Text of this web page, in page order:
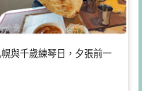
與千歲練琴日，夕張前一